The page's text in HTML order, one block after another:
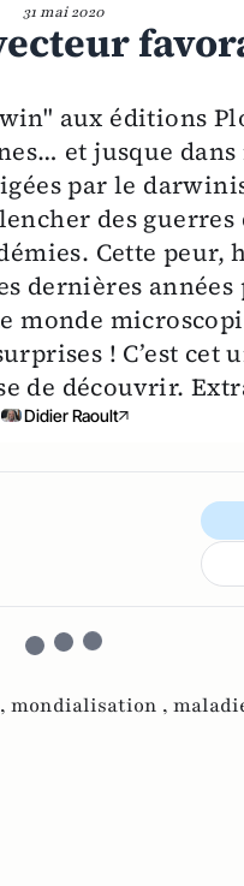
31 mai 2020
aux éditions
et jusque dans
par le
des
Cette peur,
dernières années
monde
! C’est cet
de découvrir.
Didier Raoult
mondialisation ,